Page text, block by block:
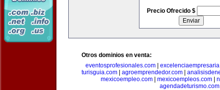
Precio Ofrecido $
Otros dominios en venta:
eventosprofesionales.com
turisguia.com
agroemprendedor.com
mexicoempleo.com
mexicoempleos.com
agendadeturismo.com